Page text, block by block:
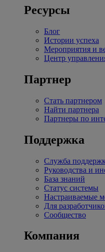
Ресурсы
Блог
Истории успеха
Мероприятия и
Центр
Партнер
Стать партнером
Найти партнера
Партнеры по
Поддержка
Служба
Руководства и
База знаний
Статус системы
Настраиваемые
Для
Сообщество
Компания